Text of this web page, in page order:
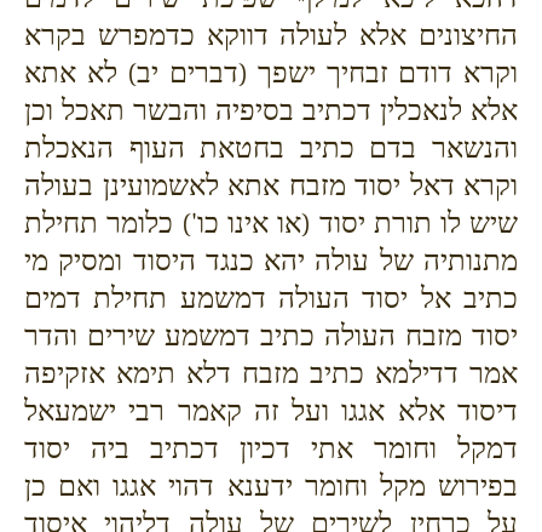
החיצונים אלא לעולה דווקא כדמפרש בקרא
וקרא דודם זבחיך ישפך (דברים יב) לא אתא
אלא לנאכלין דכתיב בסיפיה והבשר תאכל וכן
והנשאר בדם כתיב בחטאת העוף הנאכלת
וקרא דאל יסוד מזבח אתא לאשמועינן בעולה
שיש לו תורת יסוד (או אינו כו') כלומר תחילת
מתנותיה של עולה יהא כנגד היסוד ומסיק מי
כתיב אל יסוד העולה דמשמע תחילת דמים
יסוד מזבח העולה כתיב דמשמע שירים והדר
אמר דדילמא כתיב מזבח דלא תימא אזקיפה
דיסוד אלא אגגו ועל זה קאמר רבי ישמעאל
דמקל וחומר אתי דכיון דכתיב ביה יסוד
בפירוש מקל וחומר ידענא דהוי אגגו ואם כן
על כרחין לשירים של עולה דליהוי איסוד